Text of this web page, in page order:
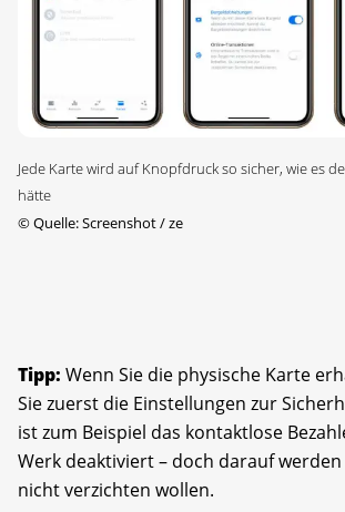
Jede Karte wird auf Knopfdruck so sicher, wie es
hätte
©Quelle: Screenshot / ze
Tipp: Wenn Sie die physische Karte
Sie zuerst die Einstellungen zur
ist zum Beispiel das kontaktlose
Werk deaktiviert – doch darauf
nicht verzichten wollen.